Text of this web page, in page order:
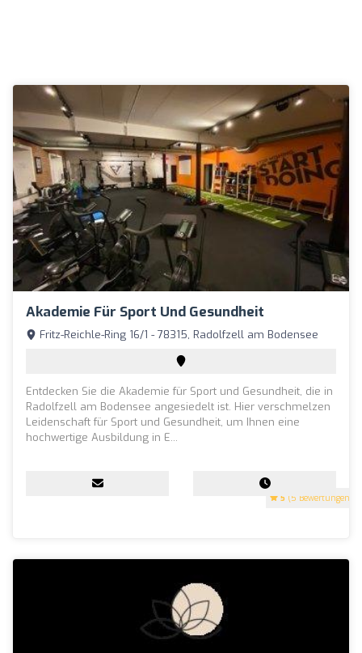
Akademie Für Sport Und Gesundheit
5 (5 Bewertungen)
Fritz-Reichle-Ring 16/1 - 78315, Radolfzell am Bodensee
Entdecken Sie die Akademie für Sport und Gesundheit, die in
Radolfzell am Bodensee angesiedelt ist. Hier verschmelzen
Leidenschaft für Sport und Gesundheit, um Ihnen eine
hochwertige Ausbildung in E...